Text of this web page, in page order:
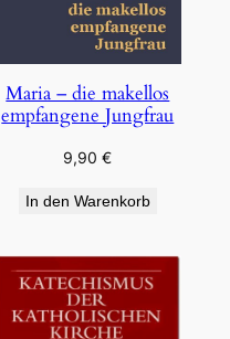
Maria – die makellos
empfangene Jungfrau
9,90€
In den Warenkorb